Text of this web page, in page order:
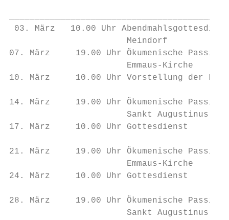
03. März   10.00 Uhr
                       Meindorf
07. März     19.00 Uhr Ökumenische
                       Emmaus-Kirche
10. März     10.00 Uhr Vorstellung der
14. März     19.00 Uhr Ökumenische
                       Sankt Augustinus
17. März     10.00 Uhr Gottesdienst
21. März     19.00 Uhr Ökumenische
                       Emmaus-Kirche
24. März     10.00 Uhr Gottesdienst
28. März     19.00 Uhr Ökumenische
                       Sankt Augustinus